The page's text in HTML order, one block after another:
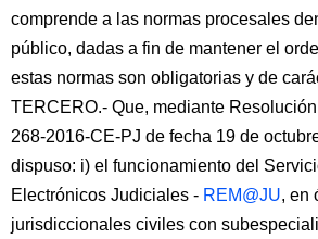
comprende a las normas procesales
público, dadas a fin de mantener el
estas normas son obligatorias y de
TERCERO.- Que, mediante
268-2016-CE-PJ de fecha 19 de
dispuso: i) el funcionamiento del
Electrónicos Judiciales - REM@JU, en
jurisdiccionales civiles con